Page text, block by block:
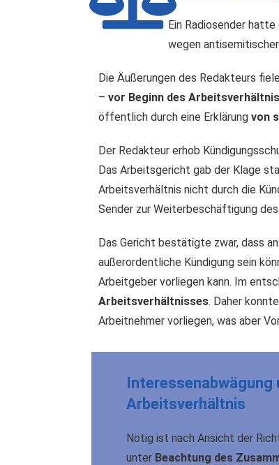
Ein Radiosender
wegen
Die Äußerungen des Redakteurs
– vor Beginn des
öffentlich durch eine Erklärung von
Der Redakteur erhob
Das Arbeitsgericht gab der Klage
Arbeitsverhältnis nicht durch die
Sender zur Weiterbeschäftigung
Das Gericht bestätigte zwar, dass
außerordentliche Kündigung sein
Arbeitgeber vorliegen kann. Im
Arbeitsverhältnisses. Daher
Arbeitnehmer vorliegen, was aber
Arbeitsverhältnis
Nötig ist nach Ansicht der
unter Beachtung des